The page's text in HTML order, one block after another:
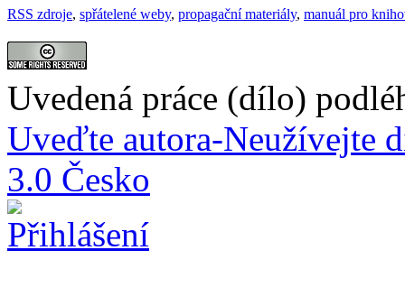
RSS zdroje, spřátelené weby, propagační materiály, manuál pro
Uvedená práce (dílo)
Uveďte autora-Neužívejte
3.0 Česko